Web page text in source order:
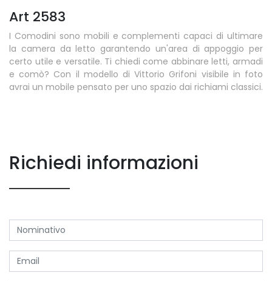
Art 2583
I Comodini sono mobili e complementi capaci di ultimare
la camera da letto garantendo un'area di appoggio per
certo utile e versatile. Ti chiedi come abbinare letti, armadi
e comò? Con il modello di Vittorio Grifoni visibile in foto
avrai un mobile pensato per uno spazio dai richiami classici.
Richiedi informazioni